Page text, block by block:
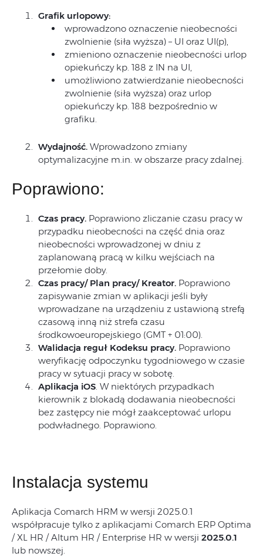
Grafik urlopowy:
wprowadzono oznaczenie nieobecności
zwolnienie (siła wyższa) – UI oraz UI(p),
zmieniono oznaczenie nieobecności urlop
opiekuńczy kp. 188 z IN na UI,
umożliwiono zatwierdzanie nieobecności
zwolnienie (siła wyższa) oraz urlop
opiekuńczy kp. 188 bezpośrednio w
grafiku.
Wydajność. Wprowadzono zmiany
optymalizacyjne m.in. w obszarze pracy zdalnej.
Poprawiono:
Czas pracy. Poprawiono zliczanie czasu pracy w
przypadku nieobecności na część dnia oraz
nieobecności wprowadzonej w dniu z
zaplanowaną pracą w kilku wejściach na
przełomie doby.
Czas pracy/ Plan pracy/ Kreator. Poprawiono
zapisywanie zmian w aplikacji jeśli były
wprowadzane na urządzeniu z ustawioną strefą
czasową inną niż strefa czasu
środkowoeuropejskiego (GMT + 01:00).
Walidacja reguł Kodeksu pracy. Poprawiono
weryfikację odpoczynku tygodniowego w czasie
pracy w sytuacji pracy w sobotę.
Aplikacja iOS. W niektórych przypadkach
kierownik z blokadą dodawania nieobecności
bez zastępcy nie mógł zaakceptować urlopu
podwładnego. Poprawiono.
Instalacja systemu
Aplikacja Comarch HRM w wersji 2025.0.1
współpracuje tylko z aplikacjami Comarch ERP Optima
/ XL HR / Altum HR / Enterprise HR w wersji 2025.0.1
lub nowszej.